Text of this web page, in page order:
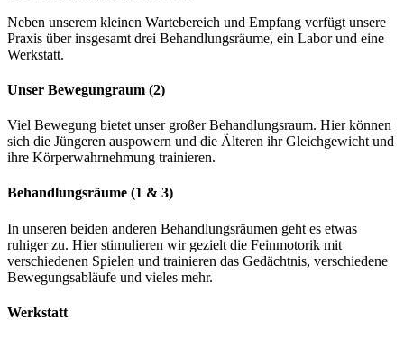
Neben unserem kleinen Wartebereich und Empfang verfügt unsere
Praxis über insgesamt drei Behandlungsräume, ein Labor und eine
Werkstatt.
Unser Bewegungraum (2)
Viel Bewegung bietet unser großer Behandlungsraum. Hier können
sich die Jüngeren auspowern und die Älteren ihr Gleichgewicht und
ihre Körperwahrnehmung trainieren.
Behandlungsräume (1 & 3)
In unseren beiden anderen Behandlungsräumen geht es etwas
ruhiger zu. Hier stimulieren wir gezielt die Feinmotorik mit
verschiedenen Spielen und trainieren das Gedächtnis, verschiedene
Bewegungsabläufe und vieles mehr.
Werkstatt